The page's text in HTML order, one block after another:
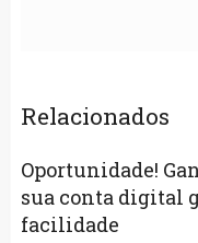
Relacionados
Oportunidade!
sua conta digital
facilidade